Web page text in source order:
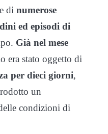
di numerose
ed episodi di
Già nel mese
era stato oggetto di
per dieci giorni,
un
condizioni di